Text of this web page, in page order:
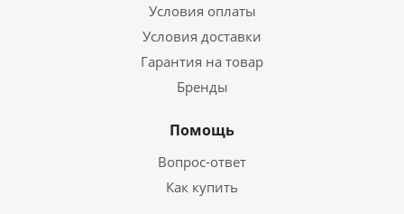
Условия оплаты
Условия доставки
Гарантия на товар
Бренды
Помощь
Вопрос-ответ
Как купить